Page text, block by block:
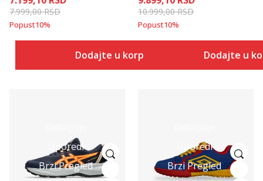
7.999,00RSD
Popust10%
Dodajte u korpu
10.999,00RSD
Popust10%
Dodajte u
Uporedi
Brzi Pregled
Uporedi
Brzi Pregled